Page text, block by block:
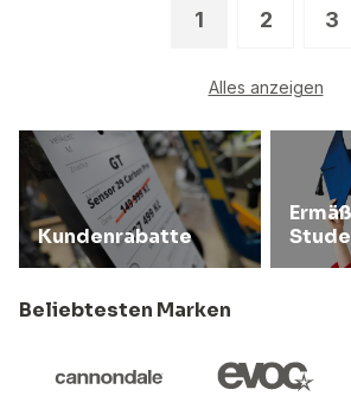
1 2 3
Alles anzeigen
Kundenrabatte
Beliebtesten Marken